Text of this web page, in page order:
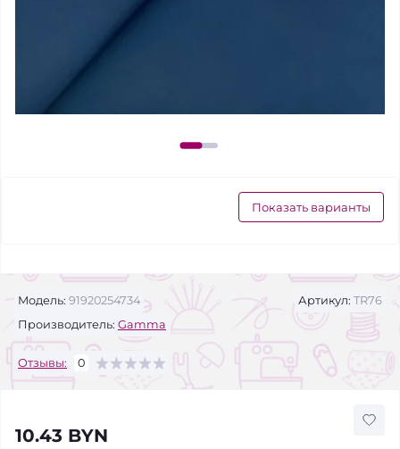
Показать варианты
Модель: 91920254734 Артикул: TR76
Производитель: Gamma
Отзывы: 0
10.43 BYN